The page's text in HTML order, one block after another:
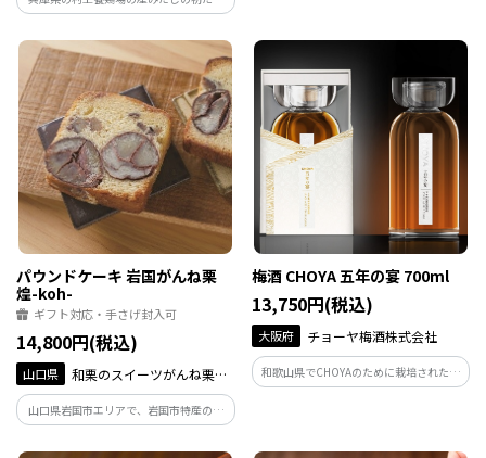
ごと卵を産み終えた親鶏を使った贅沢グ
ルメ缶詰「ＨＡＬＬ・ＩＮ・ＯＮＥ・Ｅ
ＧＧ」とビタミンEが一般卵の10倍以上と
豊富な「せせらぎ」をセットでお届けし
ます。
パウンドケーキ 岩国がんね栗
煌-koh-
ギフト対応・手さげ封入可
14,800円(税込)
山口県
和栗のスイーツがんね栗の
里
山口県岩国市エリアで、岩国市特産の希
少品種「岸根栗」の生産・加工を手掛け
る(株)がんね栗の里が作った栗は、和栗最
梅酒 CHOYA 五年の宴 700ml
13,750円(税込)
大阪府 チョーヤ梅酒株式会社
和歌山県でCHOYAのために栽培された紀
州産南高梅をふんだんに使用し五年間静